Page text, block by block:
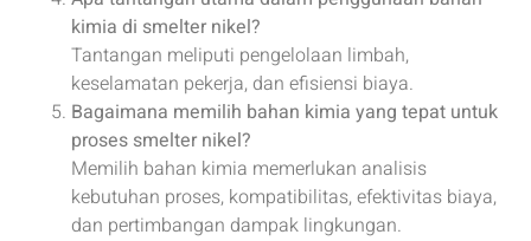
kimia di smelter nikel?
Tantangan meliputi pengelolaan limbah,
keselamatan pekerja, dan efisiensi biaya.
Bagaimana memilih bahan kimia yang tepat untuk
proses smelter nikel?
Memilih bahan kimia memerlukan analisis
kebutuhan proses, kompatibilitas, efektivitas biaya,
dan pertimbangan dampak lingkungan.